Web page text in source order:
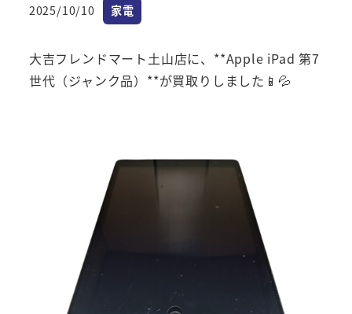
投稿日
2025/10/10 カテゴリー
家電
大吉フレンドマート土山店に、**Apple iPad 第7
世代（ジャンク品）**が買取りしました📱💦